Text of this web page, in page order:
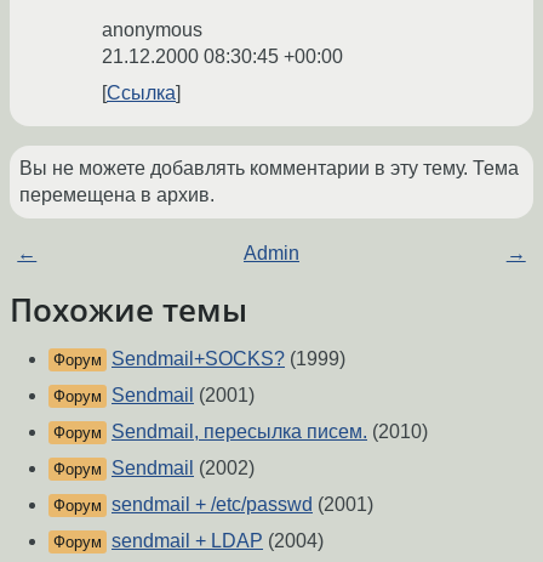
anonymous
21.12.2000 08:30:45 +00:00
Ссылка
Вы не можете добавлять комментарии в эту тему. Тема
перемещена в архив.
← Admin →
Похожие темы
Форум Sendmail+SOCKS? (1999)
Форум Sendmail (2001)
Форум Sendmail, пересылка писем. (2010)
Форум Sendmail (2002)
Форум sendmail + /etc/passwd (2001)
Форум sendmail + LDAP (2004)